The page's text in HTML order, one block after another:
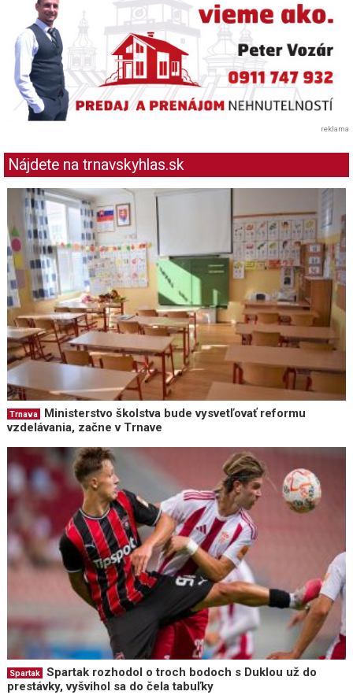
reklama
Nájdete na trnavskyhlas.sk
Trnava
Ministerstvo školstva bude vysvetľovať reformu
vzdelávania, začne v Trnave
Spartak
Spartak rozhodol o troch bodoch s Duklou už do
prestávky, vyšvihol sa do čela tabuľky